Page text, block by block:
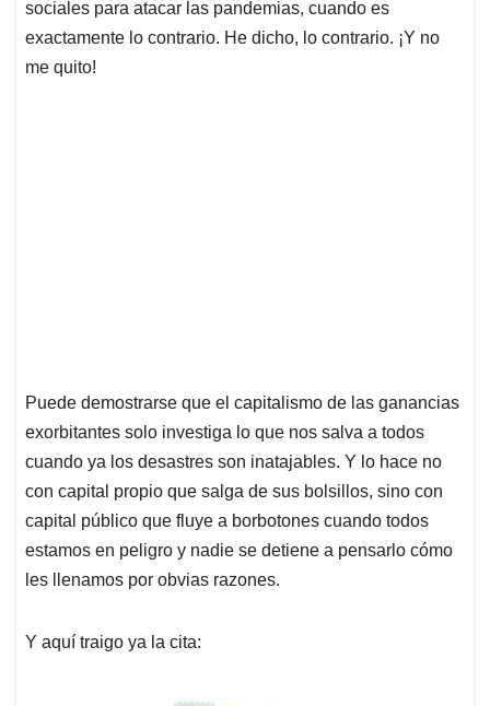
sociales para atacar las pandemias, cuando es
exactamente lo contrario. He dicho, lo contrario. ¡Y no
me quito!
Puede demostrarse que el capitalismo de las ganancias
exorbitantes solo investiga lo que nos salva a todos
cuando ya los desastres son inatajables. Y lo hace no
con capital propio que salga de sus bolsillos, sino con
capital público que fluye a borbotones cuando todos
estamos en peligro y nadie se detiene a pensarlo cómo
les llenamos por obvias razones.
Y aquí traigo ya la cita: